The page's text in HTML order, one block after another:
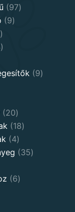
9797
99
39
products
44
99
2020
products
1818
44
products
3535
66